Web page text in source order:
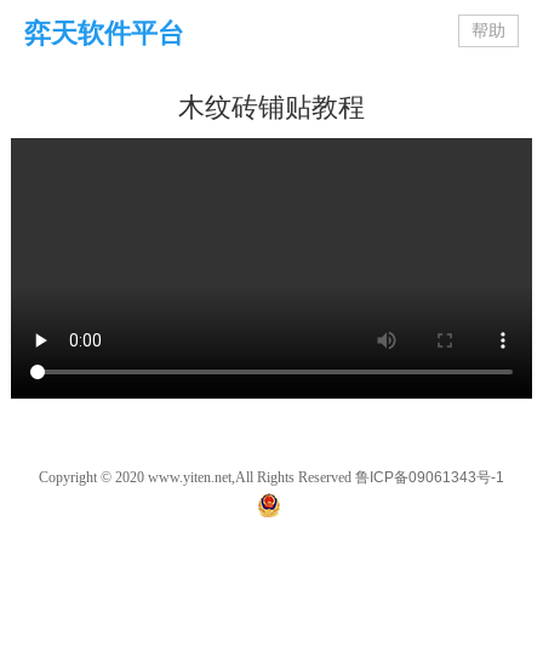
弈天软件平台 帮助
木纹砖铺贴教程
Copyright © 2020 www.yiten.net,All Rights Reserved 鲁ICP备09061343号-1